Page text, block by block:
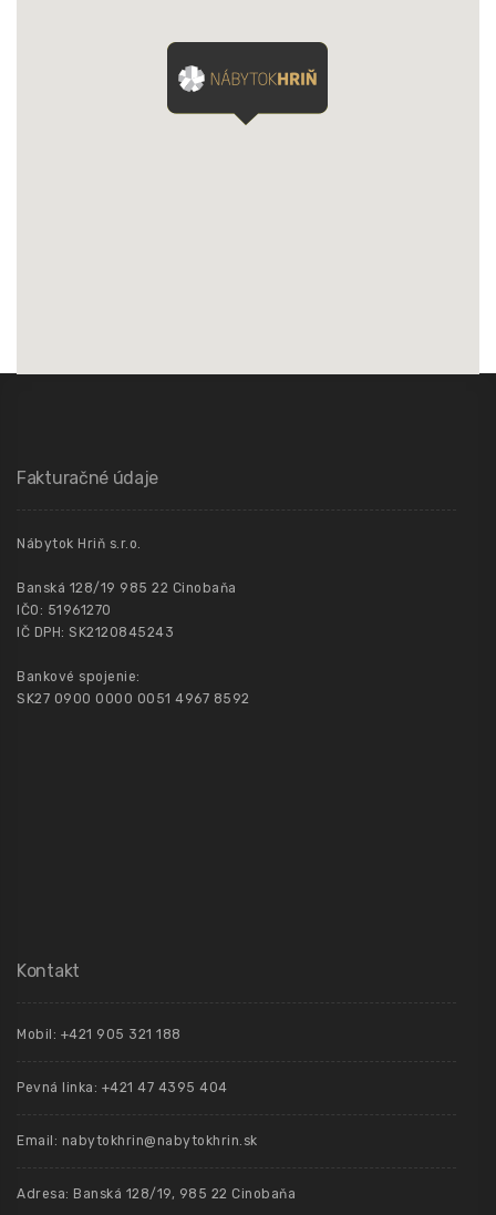
Fakturačné údaje
Nábytok Hriň s.r.o.
Banská 128/19 985 22 Cinobaňa
IČO: 51961270
IČ DPH: SK2120845243
Bankové spojenie:
SK27 0900 0000 0051 4967 8592
Kontakt
Mobil: +421 905 321 188
Pevná linka: +421 47 4395 404
Email: nabytokhrin@nabytokhrin.sk
Adresa: Banská 128/19, 985 22 Cinobaňa